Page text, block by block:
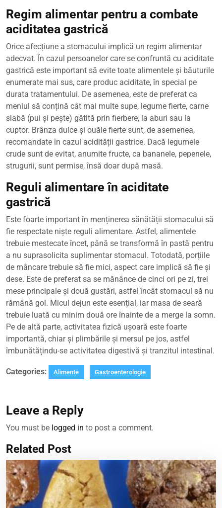
Regim alimentar pentru a combate
aciditatea gastrică
Orice afecțiune a stomacului implică un regim alimentar
adecvat. În cazul persoanelor care se confruntă cu aciditate
gastrică este important să evite toate alimentele și băuturile
enumerate mai sus, care produc aciditate, în special pe
durata tratamentului. De asemenea, este de preferat ca
meniul să conțină cât mai multe supe, legume fierte, carne
slabă (pui și pește) gătită prin fierbere, la aburi sau la
cuptor. Brânza dulce și ouăle fierte sunt, de asemenea,
recomandate în cazul acidității gastrice. Dacă legumele
crude sunt de evitat, anumite fructe, ca bananele, pepenele,
strugurii, sunt permise, însă doar după masă.
Reguli alimentare în aciditate
gastrică
Este foarte important în menținerea sănătății stomacului să
fie respectate niște reguli alimentare. Astfel, alimentele
trebuie mestecate încet, până se transformă în pastă pentru
a nu suprasolicita suplimentar stomacul. Totodată, porțiile
de mâncare trebuie să fie mici, aspect care implică să fie și
dese. Este de preferat sa se mănânce de cinci ori pe zi, trei
mese principale și două gustări, astfel încât stomacul să nu
rămână gol. Micul dejun este esențial, iar masa de seară
trebuie luată cu minim două ore înainte de a merge la somn.
Pe de altă parte, activitatea fizică ușoară este foarte
importantă, chiar și plimbările și mersul pe jos, astfel
îmbunătățindu-se activitatea digestivă și tranzitul intestinal.
Categories: Alimente Gastroenterologie
Leave a Reply
You must be logged in to post a comment.
Related Post